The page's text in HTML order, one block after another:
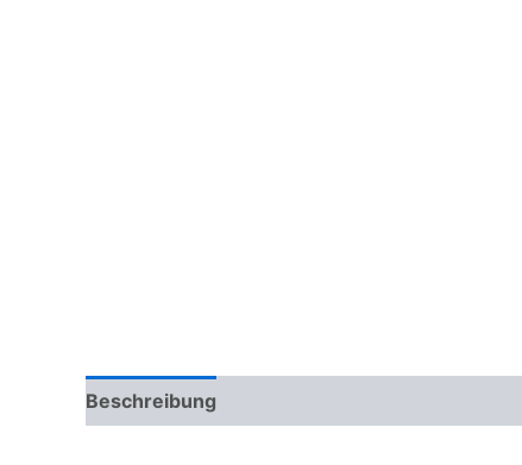
Beschreibung